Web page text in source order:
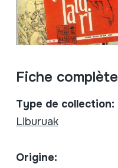
Fiche complète
Type de collection:
Liburuak
Origine: